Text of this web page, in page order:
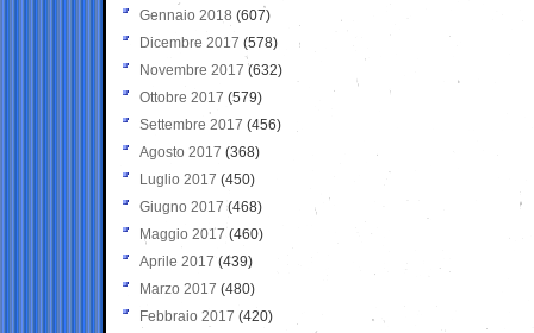
Gennaio 2018 (607)
Dicembre 2017 (578)
Novembre 2017 (632)
Ottobre 2017 (579)
Settembre 2017 (456)
Agosto 2017 (368)
Luglio 2017 (450)
Giugno 2017 (468)
Maggio 2017 (460)
Aprile 2017 (439)
Marzo 2017 (480)
Febbraio 2017 (420)